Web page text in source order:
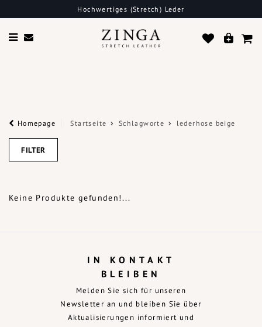
Hochwertiges (Stretch) Leder
Homepage Startseite Schlagworte lederhose beige
FILTER
Keine Produkte gefunden!...
IN KONTAKT
BLEIBEN
Melden Sie sich für unseren
Newsletter an und bleiben Sie über
Aktualisierungen informiert und